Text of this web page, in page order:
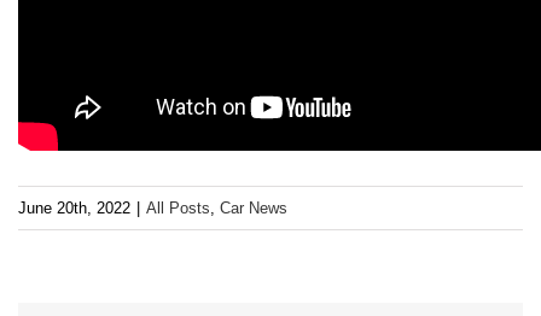
June 20th, 2022 All Posts, Car News